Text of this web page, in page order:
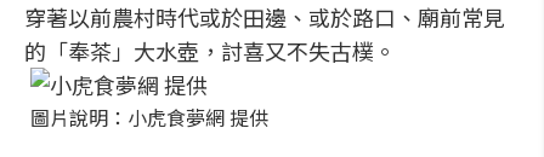
穿著以前農村時代或於田邊、或於路口、廟前常見
的「奉茶」大水壺，討喜又不失古樸。
圖片說明：小虎食夢網 提供